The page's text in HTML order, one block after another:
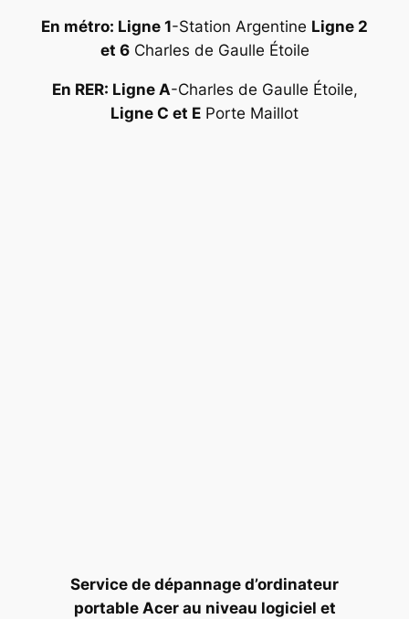
En métro: Ligne 1-Station Argentine Ligne 2
et 6Charles de Gaulle Étoile
En RER: Ligne A-Charles de Gaulle Étoile,
Ligne C et E Porte Maillot
Service de dépannage d’ordinateur
portable Acer au niveau logiciel et